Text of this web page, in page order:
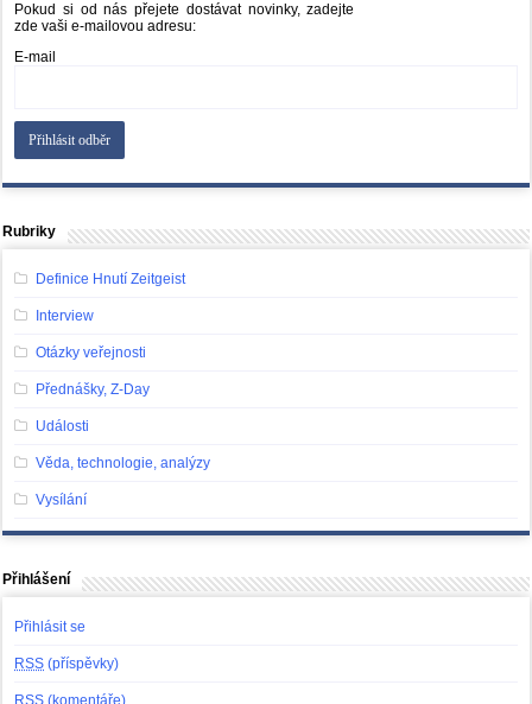
Pokud si od nás přejete dostávat novinky, zadejte
zde vaši e-mailovou adresu:
E-mail
Rubriky
Definice Hnutí Zeitgeist
Interview
Otázky veřejnosti
Přednášky, Z-Day
Události
Věda, technologie, analýzy
Vysílání
Přihlášení
Přihlásit se
RSS (příspěvky)